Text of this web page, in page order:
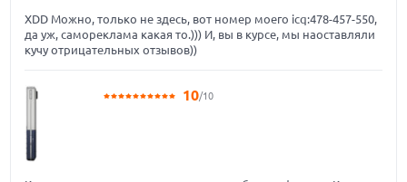
XDD Можно, только не здесь, вот номер моего icq:478-457-550,
да уж, самореклама какая то.))) И, вы в курсе, мы наоставляли
кучу отрицательных отзывов))
10/10